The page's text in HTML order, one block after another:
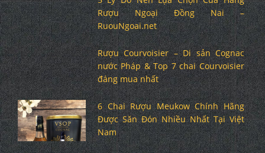
Rượu Ngoại Đồng Nai –
RuouNgoai.net
Rượu Courvoisier – Di sản Cognac
nước Pháp & Top 7 chai Courvoisier
đáng mua nhất
6 Chai Rượu Meukow Chính Hãng
Được Săn Đón Nhiều Nhất Tại Việt
Nam